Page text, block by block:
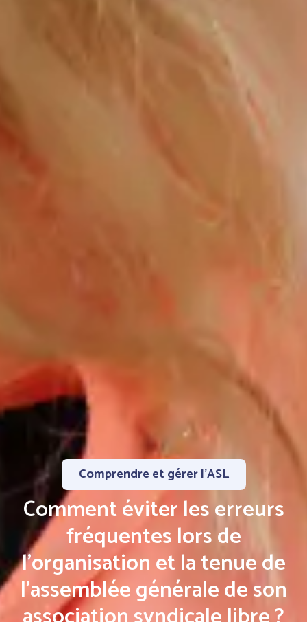
Comprendre et gérer l’ASL
Comment éviter les erreurs
fréquentes lors de
l’organisation et la tenue de
l’assemblée générale de son